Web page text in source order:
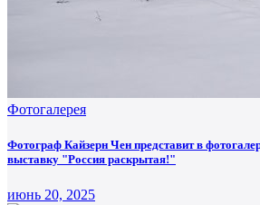
Фотогалерея
Фотограф Кайзерн Чен представит в
выставку "Россия раскрытая!"
июнь 20, 2025